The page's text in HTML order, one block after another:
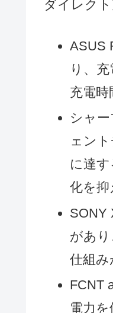
ダイレク
ASUS
り、
充電時
シャ
ェン
に達
化を抑
SONY
があ
仕組み
FCNT
電力